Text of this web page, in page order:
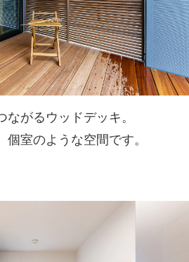
がるウッドデッキ。
室のような空間です。